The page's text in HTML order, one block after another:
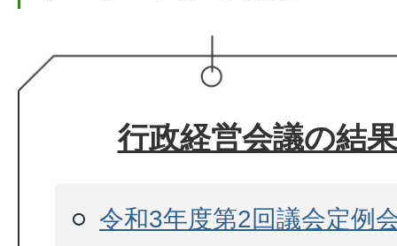
行政経営会議の結
令和3年度第2回議会定例